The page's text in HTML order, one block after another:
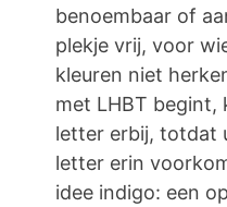
benoembaar of
plekje vrij, voor
kleuren niet
met LHBT begint,
letter erbij, totdat
letter erin
idee indigo: een